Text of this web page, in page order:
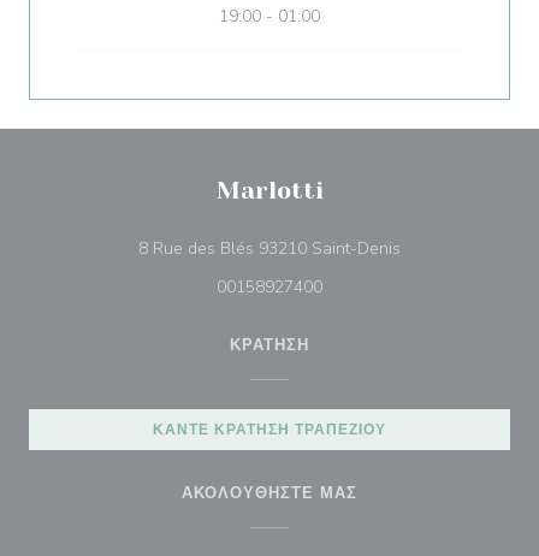
19:00 - 01:00
Marlotti
8 Rue des Blés 93210 Saint-Denis
00158927400
ΚΡΆΤΗΣΗ
ΚΆΝΤΕ ΚΡΆΤΗΣΗ ΤΡΑΠΕΖΙΟΎ
ΑΚΟΛΟΥΘΉΣΤΕ ΜΑΣ